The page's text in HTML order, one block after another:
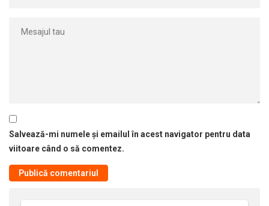
Salvează-mi numele și emailul în acest navigator pentru data
viitoare când o să comentez.